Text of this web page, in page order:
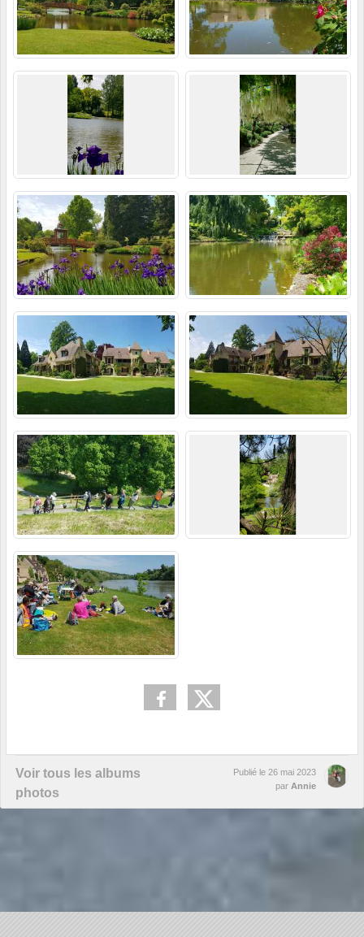
Voir tous les albums
photos
Publié le 26 mai 2023
par Annie